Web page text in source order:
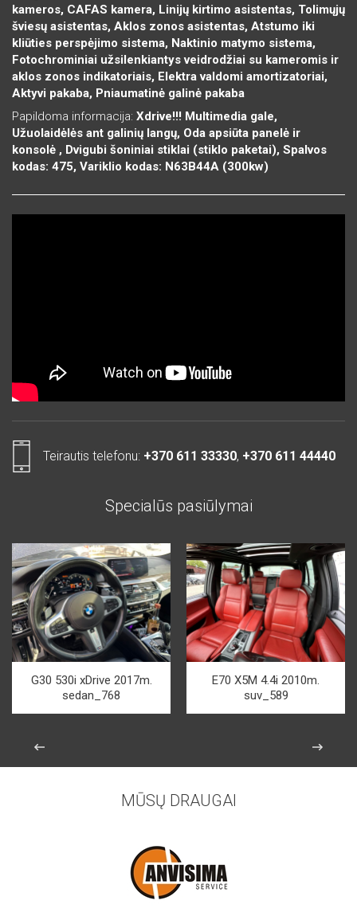
kameros, CAFAS kamera, Linijų kirtimo asistentas, Tolimųjų
šviesų asistentas, Aklos zonos asistentas, Atstumo iki
kliūties perspėjimo sistema, Naktinio matymo sistema,
Fotochrominiai užsilenkiantys veidrodžiai su kameromis ir
aklos zonos indikatoriais, Elektra valdomi amortizatoriai,
Aktyvi pakaba, Pniaumatinė galinė pakaba
Papildoma informacija: Xdrive!!! Multimedia gale,
Užuolaidėlės ant galinių langų, Oda apsiūta panelė ir
konsolė , Dvigubi šoniniai stiklai (stiklo paketai), Spalvos
kodas: 475, Variklio kodas: N63B44A (300kw)
Teirautis telefonu: +370 611 33330, +370 611 44440
Specialūs pasiūlymai
G30 530i xDrive 2017m.
sedan_768
E70 X5M 4.4i 2010m.
suv_589
MŪSŲ DRAUGAI